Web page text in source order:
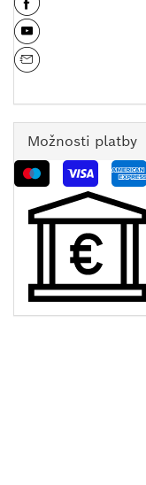
Možnosti platby